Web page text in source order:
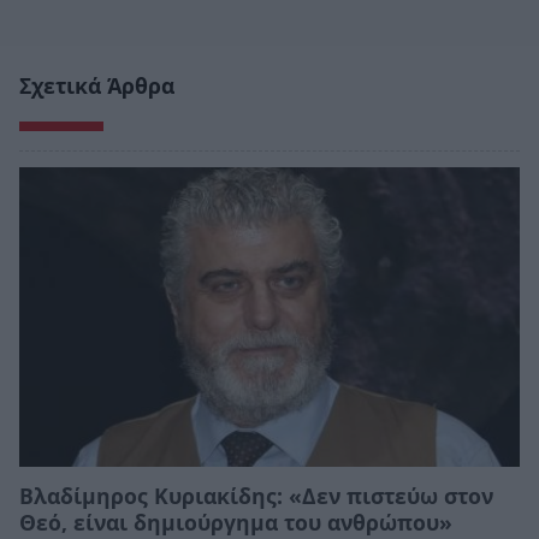
Σχετικά Άρθρα
Βλαδίμηρος Κυριακίδης: «Δεν πιστεύω στον
Θεό, είναι δημιούργημα του ανθρώπου»